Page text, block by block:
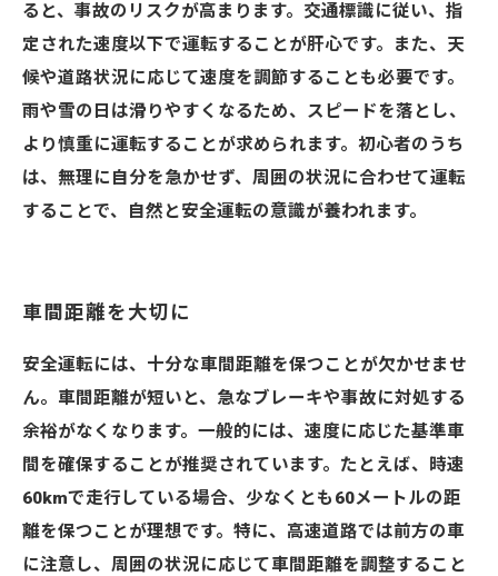
ると、事故のリスクが高まります。交通標識に従い、指
定された速度以下で運転することが肝心です。また、天
候や道路状況に応じて速度を調節することも必要です。
雨や雪の日は滑りやすくなるため、スピードを落とし、
より慎重に運転することが求められます。初心者のうち
は、無理に自分を急かせず、周囲の状況に合わせて運転
することで、自然と安全運転の意識が養われます。
車間距離を大切に
安全運転には、十分な車間距離を保つことが欠かせませ
ん。車間距離が短いと、急なブレーキや事故に対処する
余裕がなくなります。一般的には、速度に応じた基準車
間を確保することが推奨されています。たとえば、時速
60kmで走行している場合、少なくとも60メートルの距
離を保つことが理想です。特に、高速道路では前方の車
に注意し、周囲の状況に応じて車間距離を調整すること